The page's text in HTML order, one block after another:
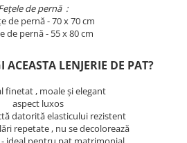
Regal,
King Size
1
Persoana
de pernă :
de pernă - 70 x 70 cm
de pernă - 55 x 80 cm
ACEASTA LENJERIE DE PAT?
finetat , moale și elegant
aspect luxos
datorită elasticului rezistent
repetate , nu se decolorează